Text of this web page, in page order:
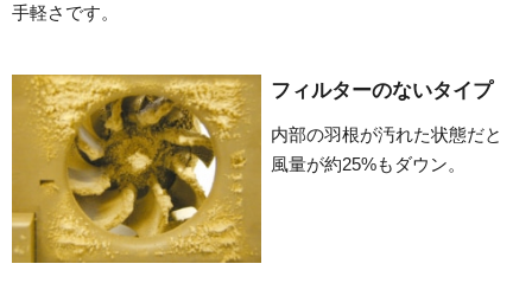
手軽さです。
フィルターのないタイプ
内部の羽根が汚れた状態だと
風量が約25%もダウン。